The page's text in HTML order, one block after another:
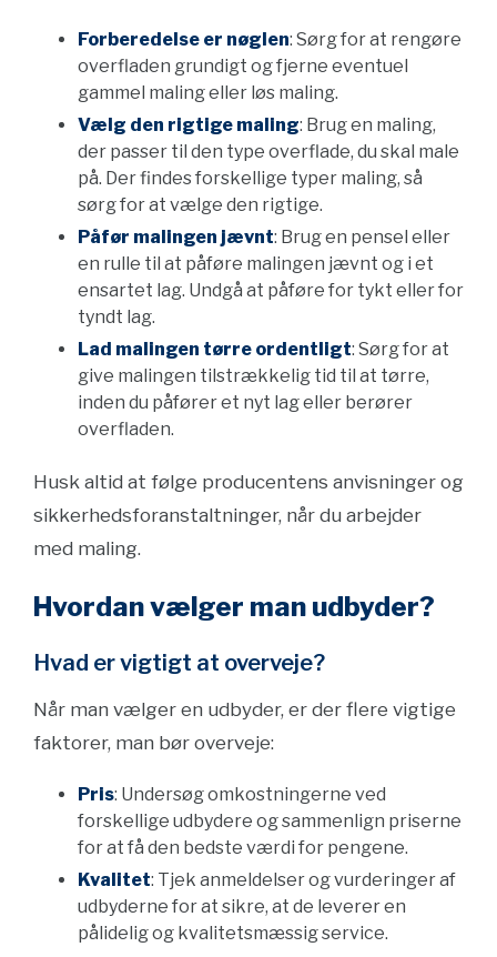
Forberedelse er nøglen: Sørg for at rengøre
overfladen grundigt og fjerne eventuel
gammel maling eller løs maling.
Vælg den rigtige maling: Brug en maling,
der passer til den type overflade, du skal male
på. Der findes forskellige typer maling, så
sørg for at vælge den rigtige.
Påfør malingen jævnt: Brug en pensel eller
en rulle til at påføre malingen jævnt og i et
ensartet lag. Undgå at påføre for tykt eller for
tyndt lag.
Lad malingen tørre ordentligt: Sørg for at
give malingen tilstrækkelig tid til at tørre,
inden du påfører et nyt lag eller berører
overfladen.
Husk altid at følge producentens anvisninger og
sikkerhedsforanstaltninger, når du arbejder
med maling.
Hvordan vælger man udbyder?
Hvad er vigtigt at overveje?
Når man vælger en udbyder, er der flere vigtige
faktorer, man bør overveje:
Pris: Undersøg omkostningerne ved
forskellige udbydere og sammenlign priserne
for at få den bedste værdi for pengene.
Kvalitet: Tjek anmeldelser og vurderinger af
udbyderne for at sikre, at de leverer en
pålidelig og kvalitetsmæssig service.